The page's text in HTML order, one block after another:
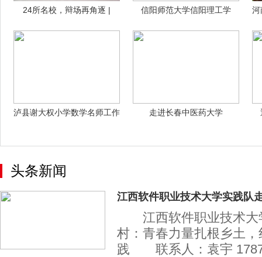
24所名校，辩场再角逐 |
信阳师范大学信阳理工学
河
泸县谢大权小学数学名师工作
走进长春中医药大学
头条新闻
江西软件职业技术大学实践队
江西软件职业技术大
村：青春力量扎根乡土
践 联系人：袁宇